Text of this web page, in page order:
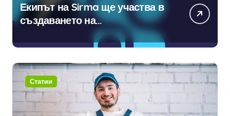
Екипът на Sirma ще участва в
създаването на
международните стандарти за
навлизане на изкуствен
интелект в хотелиерството
Статии